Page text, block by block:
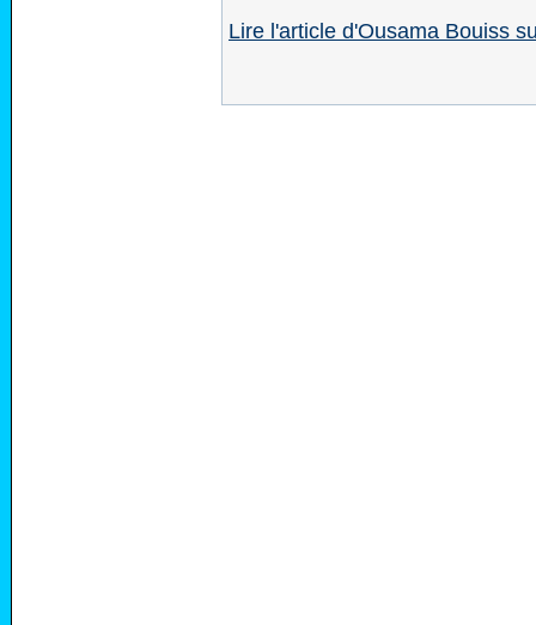
Lire l'article d'Ousama Bouiss